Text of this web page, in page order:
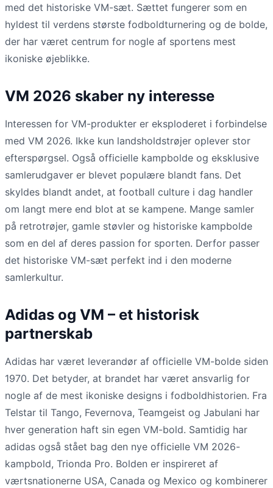
med det historiske VM-sæt. Sættet fungerer som en
hyldest til verdens største fodboldturnering og de bolde,
der har været centrum for nogle af sportens mest
ikoniske øjeblikke.
VM 2026 skaber ny interesse
Interessen for VM-produkter er eksploderet i forbindelse
med VM 2026. Ikke kun landsholdstrøjer oplever stor
efterspørgsel. Også officielle kampbolde og eksklusive
samlerudgaver er blevet populære blandt fans. Det
skyldes blandt andet, at football culture i dag handler
om langt mere end blot at se kampene. Mange samler
på retrotrøjer, gamle støvler og historiske kampbolde
som en del af deres passion for sporten. Derfor passer
det historiske VM-sæt perfekt ind i den moderne
samlerkultur.
Adidas og VM – et historisk
partnerskab
Adidas har været leverandør af officielle VM-bolde siden
1970. Det betyder, at brandet har været ansvarlig for
nogle af de mest ikoniske designs i fodboldhistorien. Fra
Telstar til Tango, Fevernova, Teamgeist og Jabulani har
hver generation haft sin egen VM-bold. Samtidig har
adidas også stået bag den nye officielle VM 2026-
kampbold, Trionda Pro. Bolden er inspireret af
værtsnationerne USA, Canada og Mexico og kombinerer